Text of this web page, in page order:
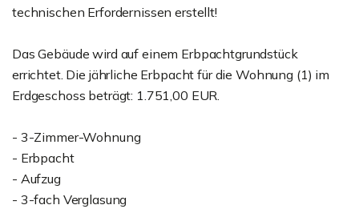
technischen Erfordernissen erstellt!
Das Gebäude wird auf einem Erbpachtgrundstück
errichtet. Die jährliche Erbpacht für die Wohnung (1) im
Erdgeschoss beträgt: 1.751,00 EUR.
- 3-Zimmer-Wohnung
- Erbpacht
- Aufzug
- 3-fach Verglasung